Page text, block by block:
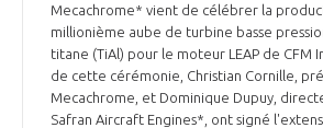
COMPÉTITIVITÉ
EMPLOI & FORMATION
LES PUBLICATIONS
DOCUMENTS & BROCHURES
Mecachrome* vient de célébrer la
millionième aube de turbine basse
titane (TiAl) pour le moteur LEAP de CFM
de cette cérémonie, Christian Cornille,
Mecachrome, et Dominique Dupuy,
Safran Aircraft Engines*, ont signé